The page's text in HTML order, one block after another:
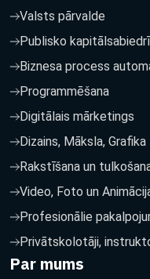
Valsts pārvalde
Publisko
Biznesa process
Programmēšana
Digitālais mārketings
Dizains, Māksla, Grafika
Rakstīšana un
Video, Foto un
Profesionālie
Privātskolotāji,
Par mums